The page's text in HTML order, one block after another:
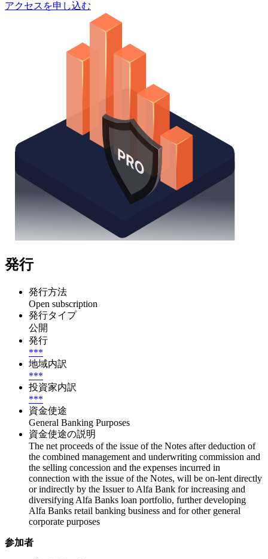
アクセスを申し込む
発行
発行方法
Open subscription
発行タイプ
公開
発行
***
地域内訳
***
投資家内訳
***
資金使途
General Banking Purposes
資金使途の説明
The net proceeds of the issue of the Notes after deduction of
the combined management and underwriting commission and
the selling concession and the expenses incurred in
connection with the issue of the Notes, will be on-lent directly
or indirectly by the Issuer to Alfa Bank for increasing and
diversifying Alfa Banks loan portfolio, further developing
Alfa Banks retail banking business and for other general
corporate purposes
参加者